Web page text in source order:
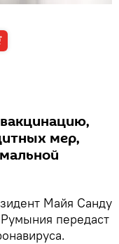
вакцинацию,
мер,
Майя Санду
передаст